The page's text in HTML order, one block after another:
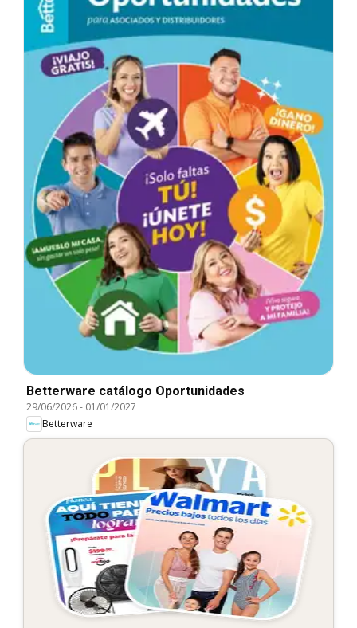
Betterware catálogo Oportunidades
29/06/2026- 01/01/2027
Betterware